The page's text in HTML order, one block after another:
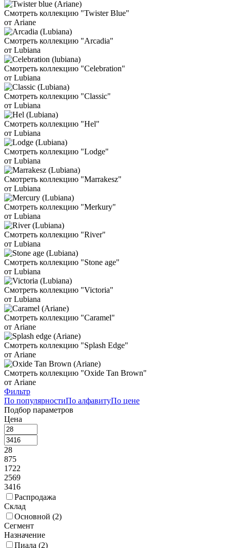
Смотреть коллекцию "Twister Blue"
от Ariane
Смотреть коллекцию "Arcadia"
от Lubiana
Смотреть коллекцию "Celebration"
от Lubiana
Смотреть коллекцию "Classic"
от Lubiana
Смотреть коллекцию "Hel"
от Lubiana
Смотреть коллекцию "Lodge"
от Lubiana
Смотреть коллекцию "Marrakesz"
от Lubiana
Смотреть коллекцию "Merkury"
от Lubiana
Смотреть коллекцию "River"
от Lubiana
Смотреть коллекцию "Stone age"
от Lubiana
Смотреть коллекцию "Victoria"
от Lubiana
Смотреть коллекцию "Caramel"
от Ariane
Смотреть коллекцию "Splash Edge"
от Ariane
Смотреть коллекцию "Oxide Tan Brown"
от Ariane
Фильтр
По популярностиПо алфавитуПо цене
Подбор параметров
Цена
28
875
1722
2569
3416
Распродажа
Склад
Основной (2)
Сегмент
Назначение
Пиала (2)